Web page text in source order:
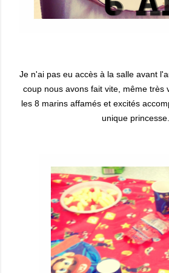
Je n'ai pas eu accès à la salle avant
coup nous avons fait vite, même très
les 8 marins affamés et excités
unique princesse.